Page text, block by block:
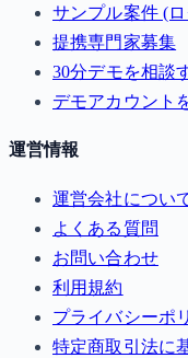
サンプル案件 (
提携専門家募集
30分デモを相談
デモアカウント
運営情報
運営会社につい
よくある質問
お問い合わせ
利用規約
プライバシーポ
特定商取引法に